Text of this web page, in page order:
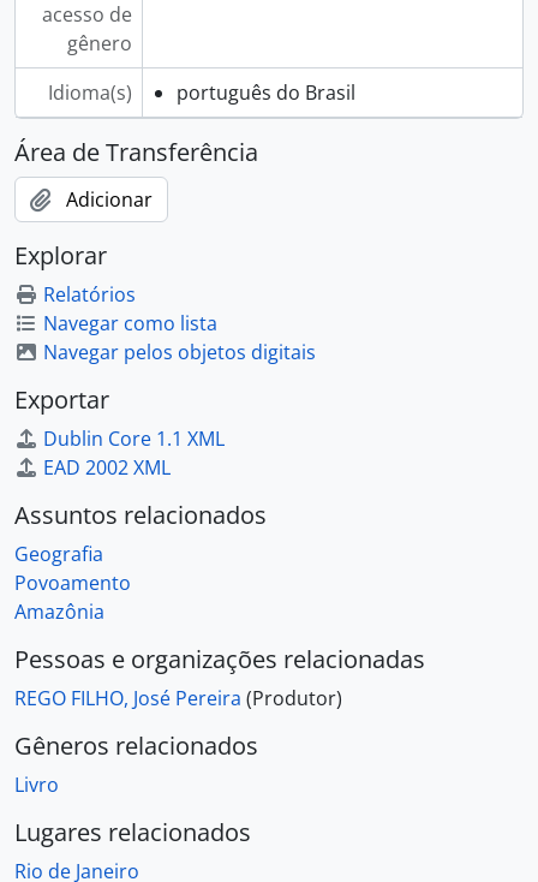
acesso de
gênero
Idioma(s) português do Brasil
Área de Transferência
Adicionar
Explorar
Relatórios
Navegar como lista
Navegar pelos objetos digitais
Exportar
Dublin Core 1.1 XML
EAD 2002 XML
Assuntos relacionados
Geografia
Povoamento
Amazônia
Pessoas e organizações relacionadas
REGO FILHO, José Pereira (Produtor)
Gêneros relacionados
Livro
Lugares relacionados
Rio de Janeiro